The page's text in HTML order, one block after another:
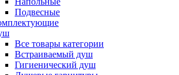
Подвесные
Все товары категории
Встраиваемый душ
Гигиенический душ